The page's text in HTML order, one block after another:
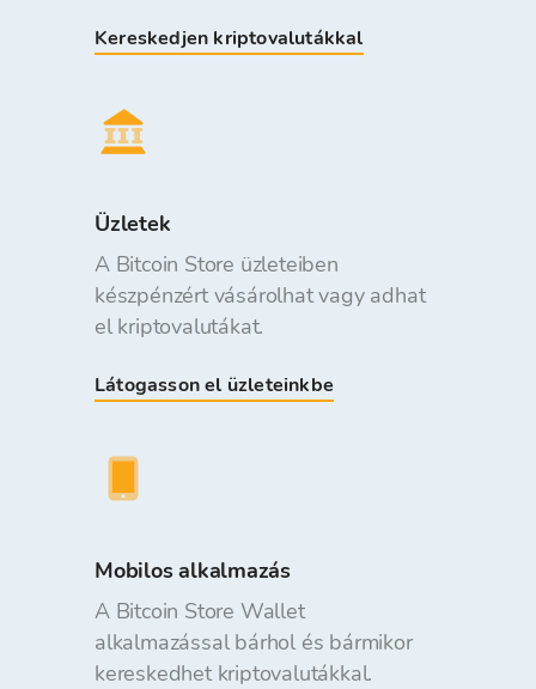
Kereskedjen kriptovalutákkal
Üzletek
A Bitcoin Store üzleteiben
készpénzért vásárolhat vagy adhat
el kriptovalutákat.
Látogasson el üzleteinkbe
Mobilos alkalmazás
A Bitcoin Store Wallet
alkalmazással bárhol és bármikor
kereskedhet kriptovalutákkal.